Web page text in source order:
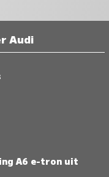
Audi
A6 e-tron uit